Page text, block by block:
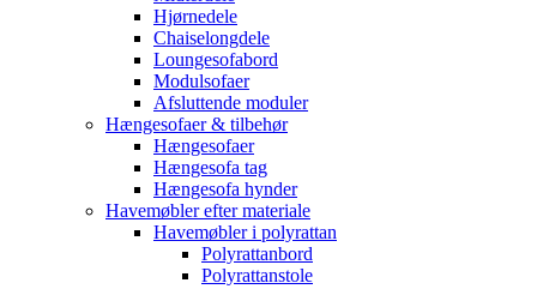
Hjørnedele
Chaiselongdele
Loungesofabord
Modulsofaer
Afsluttende moduler
Hængesofaer & tilbehør
Hængesofaer
Hængesofa tag
Hængesofa hynder
Havemøbler efter materiale
Havemøbler i polyrattan
Polyrattanbord
Polyrattanstole